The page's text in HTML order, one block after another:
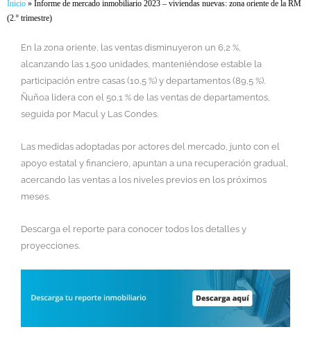
Inicio » Informe de mercado inmobiliario 2023 – viviendas nuevas: zona oriente de la RM
(2.º trimestre)
En la zona oriente, las ventas disminuyeron un 6,2 %,
alcanzando las 1.500 unidades, manteniéndose estable la
participación entre casas (10,5 %) y departamentos (89,5 %).
Ñuñoa lidera con el 50,1 % de las ventas de departamentos,
seguida por Macul y Las Condes.
Las medidas adoptadas por actores del mercado, junto con el
apoyo estatal y financiero, apuntan a una recuperación gradual,
acercando las ventas a los niveles previos en los próximos
meses.
Descarga el reporte para conocer todos los detalles y
proyecciones.